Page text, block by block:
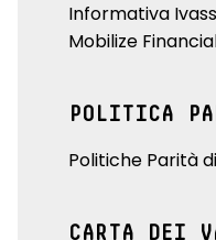
Informativa Ivass
Mobilize
POLITICA
Politiche Parità
CARTA DEI